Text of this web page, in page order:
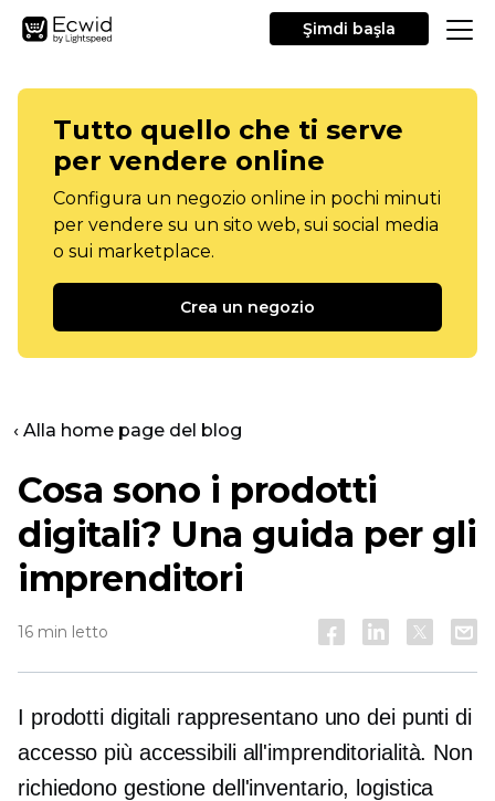
Şimdi başla
Tutto quello che ti serve
per vendere online
Configura un negozio online in pochi minuti
per vendere su un sito web, sui social media
o sui marketplace.
Crea un negozio
‹ Alla home page del blog
Cosa sono i prodotti
digitali? Una guida per gli
imprenditori
16 min letto
I prodotti digitali rappresentano uno dei punti di
accesso più accessibili all'imprenditorialità. Non
richiedono gestione dell'inventario, logistica